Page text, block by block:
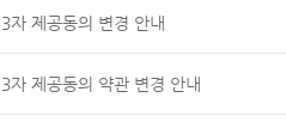
자 제공동의 변경 안내
제3자 제공동의 약관 변경 안내